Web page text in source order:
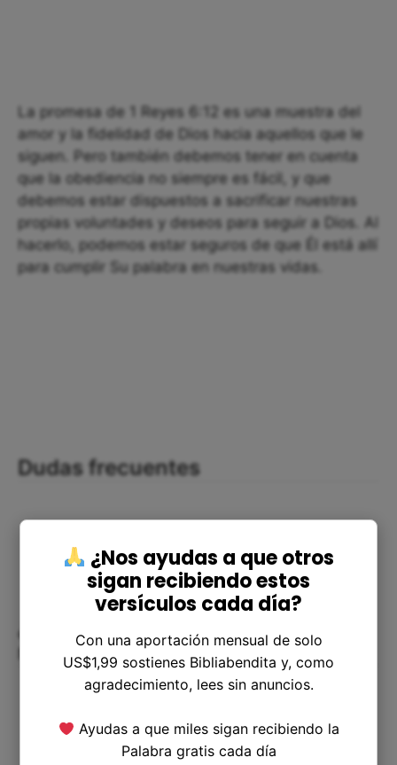
La promesa de 1 Reyes 6:12 es una muestra del
amor y la fidelidad de Dios hacia aquellos que le
siguen. Pero también debemos tener en cuenta
que la obediencia no siempre es fácil, y que
debemos estar dispuestos a sacrificar nuestras
propias voluntades y deseos para seguir a Dios. Al
hacerlo, podemos estar seguros de que Él está allí
para cumplir Su palabra en nuestras vidas.
Dudas frecuentes
¿Por qué es importante seguir los
mandamientos de Dios?
¿Nos ayudas a que otros
sigan recibiendo estos
versículos cada día?
Con una aportación mensual de solo
US$1,99 sostienes Bibliabendita y, como
agradecimiento, lees sin anuncios.
Ayudas a que miles sigan recibiendo la
Palabra gratis cada día